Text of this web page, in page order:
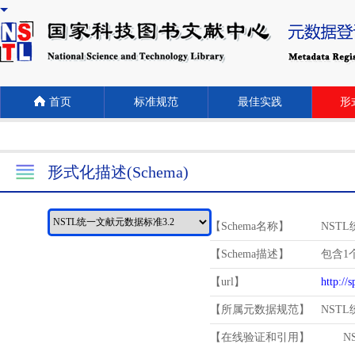
首页 标准规范 最佳实践 形
形式化描述(Schema)
【Schema名称】 NSTL
【Schema描述】 包含1
【url】 http://
【所属元数据规范】 NSTL
【在线验证和引用】